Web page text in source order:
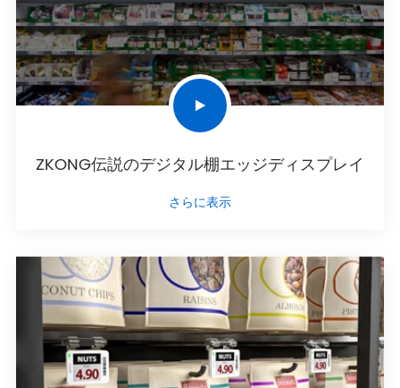
ZKONG伝説のデジタル棚エッジディスプレイ
さらに表示